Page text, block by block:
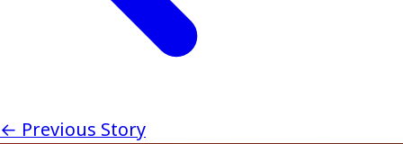
← Previous Story